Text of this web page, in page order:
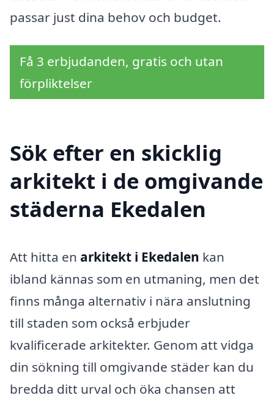
passar just dina behov och budget.
Få 3 erbjudanden, gratis och utan
förpliktelser
Sök efter en skicklig
arkitekt i de omgivande
städerna Ekedalen
Att hitta en arkitekt i Ekedalen kan
ibland kännas som en utmaning, men det
finns många alternativ i nära anslutning
till staden som också erbjuder
kvalificerade arkitekter. Genom att vidga
din sökning till omgivande städer kan du
bredda ditt urval och öka chansen att